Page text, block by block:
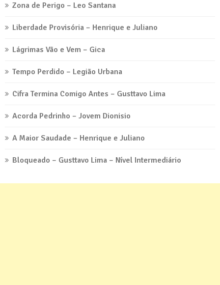
Zona de Perigo – Leo Santana
Liberdade Provisória – Henrique e Juliano
Lágrimas Vão e Vem – Gica
Tempo Perdido – Legião Urbana
Cifra Termina Comigo Antes – Gusttavo Lima
Acorda Pedrinho – Jovem Dionisio
A Maior Saudade – Henrique e Juliano
Bloqueado – Gusttavo Lima – Nível Intermediário